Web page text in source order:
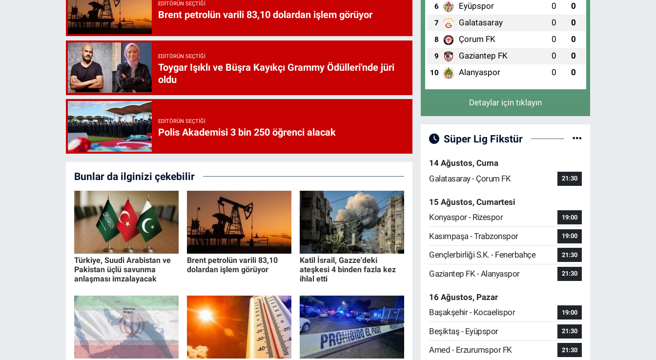
EDITÖRÜN SEÇTIĞI
Brent petrolün varili 83,10 dolardan işlem görüyor
EDITÖRÜN SEÇTIĞI
Toygar Işıklı ve Büşra Kayıkçı Grammy Ödülleri'nde jüri
oldu
EDITÖRÜN SEÇTIĞI
Polis Akademisi 3 bin 250 öğrenci alacak
Bunlar da ilginizi çekebilir
Türkiye, Suudi Arabistan ve
Pakistan üçlü savunma
anlaşması imzalayacak
Brent petrolün varili 83,10
dolardan işlem görüyor
Katil İsrail, Gazze'deki
ateşkesi 4 binden fazla kez
ihlal etti
6 Eyüpspor 0 0
7 Galatasaray 0 0
8 Çorum FK 0 0
9 Gaziantep FK 0 0
10 Alanyaspor 0 0
Detaylar için tıklayın
Süper Lig Fikstür
14 Ağustos, Cuma
Galatasaray - Çorum FK
21:30
15 Ağustos, Cumartesi
Konyaspor - Rizespor
19:00
Kasımpaşa - Trabzonspor 19:00
Gençlerbirliği S.K. - Fenerbahçe 21:30
Gaziantep FK - Alanyaspor 21:30
16 Ağustos, Pazar
Başakşehir - Kocaelispor
19:00
Beşiktaş - Eyüpspor 21:30
Amed - Erzurumspor FK 21:30